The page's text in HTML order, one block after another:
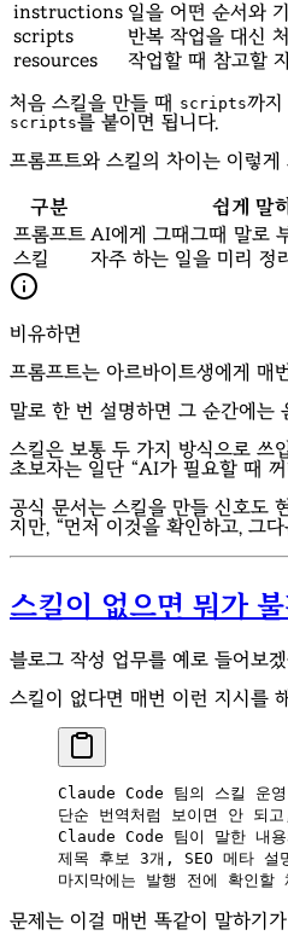
instructions 일을 어떤 순서와
scripts
반복 작업을 대신
resources
작업할 때 참고할
처음 스킬을 만들 때 scripts까지
scripts를 붙이면 됩니다.
프롬프트와 스킬의 차이는 이렇게
구분 쉽게 말
프롬프트 AI에게 그때그때 말로
스킬
자주 하는 일을 미리 정
비유하면
프롬프트는 아르바이트생에게 매
말로 한 번 설명하면 그 순간에는
스킬은 보통 두 가지 방식으로 쓰
초보자는 일단 “AI가 필요할 때
공식 문서는 스킬을 만들 신호도
지만, “먼저 이것을 확인하고, 그
스킬이 없으면 뭐가
블로그 작성 업무를 예로 들어보겠
스킬이 없다면 매번 이런 지시를
Claude Code 팀의 스킬 운
단순 번역처럼 보이면 안 되
Claude Code 팀이 말한 내
제목 후보 3개, SEO 메타 설
마지막에는 발행 전에 확인할
문제는 이걸 매번 똑같이 말하기